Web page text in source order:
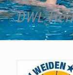
DWL